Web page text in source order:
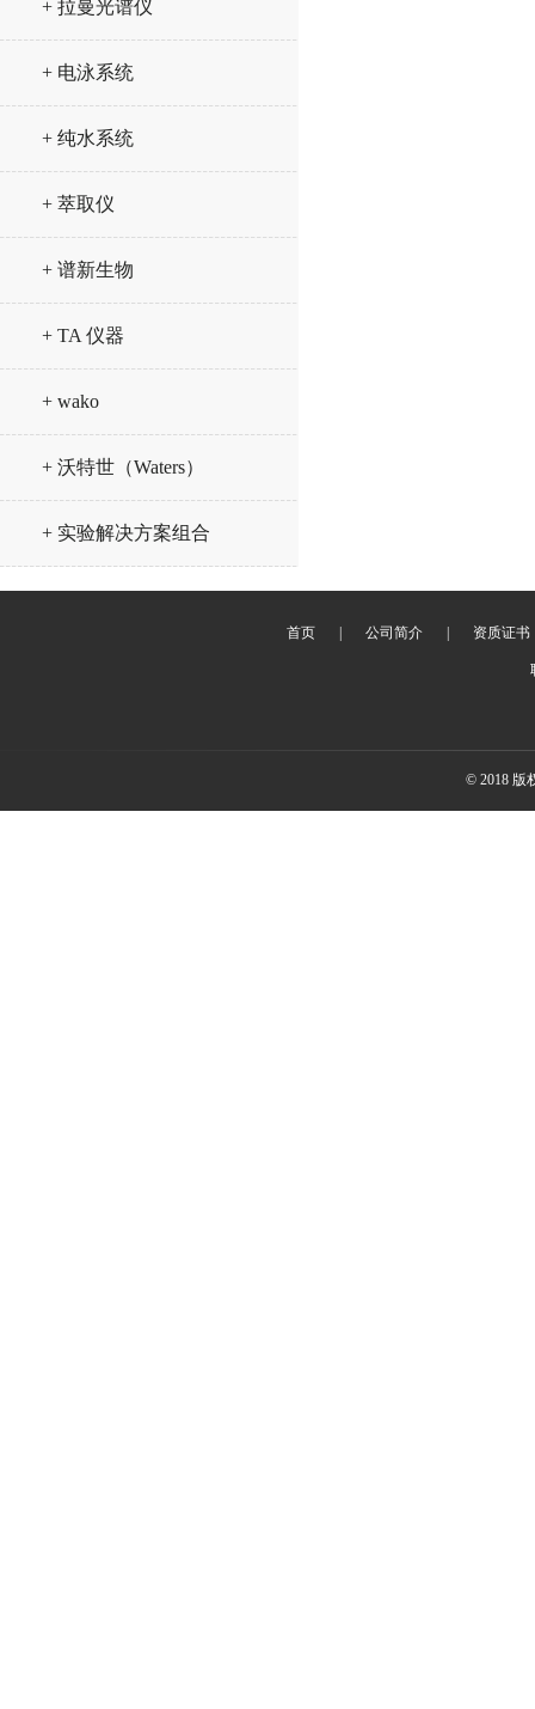
+ 拉曼光谱仪
+ 电泳系统
+ 纯水系统
+ 萃取仪
+ 谱新生物
+ TA 仪器
+ wako
+ 沃特世（Waters）
+ 实验解决方案组合
首页 公司简介 资质证书
© 2018 版